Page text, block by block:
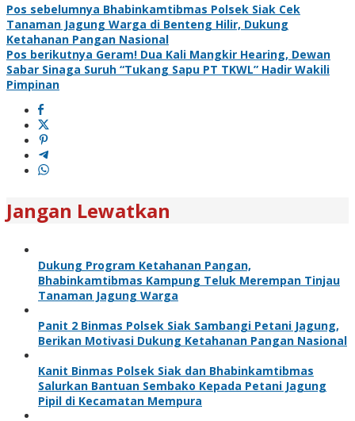
Pos sebelumnya Bhabinkamtibmas Polsek Siak Cek
Tanaman Jagung Warga di Benteng Hilir, Dukung
Ketahanan Pangan Nasional
Pos berikutnya Geram! Dua Kali Mangkir Hearing, Dewan
Sabar Sinaga Suruh “Tukang Sapu PT TKWL” Hadir Wakili
Pimpinan
Jangan Lewatkan
Dukung Program Ketahanan Pangan,
Bhabinkamtibmas Kampung Teluk Merempan Tinjau
Tanaman Jagung Warga
Panit 2 Binmas Polsek Siak Sambangi Petani Jagung,
Berikan Motivasi Dukung Ketahanan Pangan Nasional
Kanit Binmas Polsek Siak dan Bhabinkamtibmas
Salurkan Bantuan Sembako Kepada Petani Jagung
Pipil di Kecamatan Mempura